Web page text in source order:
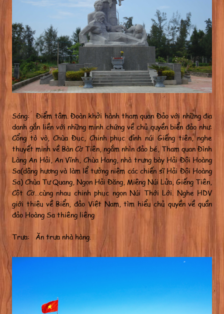
Sáng: Điểm tâm. Đoàn khởi hành tham quan Đảo với những địa
danh gắn liền với những minh chứng về chủ quyền biển đảo như:
Cổng tò vò, Chùa Đục, Chinh phục đỉnh núi Giếng tiên, nghe
thuyết minh về Bàn Cờ Tiên, ngắm nhìn đảo bé, Tham quan Đình
Làng An Hải, An Vĩnh, Chùa Hang, nhà trưng bày Hải Đội Hoàng
Sa(dâng hương và làm lể tưởng niệm các chiến sĩ Hải Đội Hoàng
Sa) Chùa Tư Quang, Ngọn Hải Đăng, Miệng Núi Lửa, Giếng Tiên,
Cột Cờ…cùng nhau chinh phục ngọn Núi Thới Lới. Nghe HDV
giới thiệu về Biển, đảo Việt Nam, tìm hiểu chủ quyền về quần
đảo Hoàng Sa thiêng liêng
Trưa: Ăn trưa nhà hàng.